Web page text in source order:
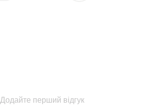
Додайте перший відгук